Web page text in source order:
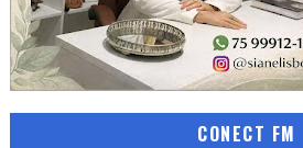
CONECT FM